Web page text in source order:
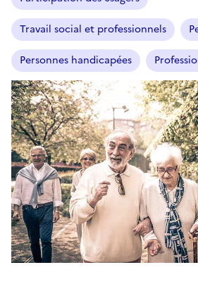
Travail social et professionnels
Personnes handicapées